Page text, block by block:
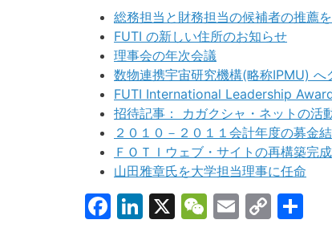
総務担当と財務担当の候補者の推薦
FUTI の新しい住所のお知らせ
理事会の年次会議
数物連携宇宙研究機構(略称IPMU) へ
FUTI International Leadership
招待記事： カガクシャ・ネットの活
２０１０－２０１１会計年度の募金
ＦＯＴＩウェブ・サイトの再構築完成
山田雅章氏を大学担当理事に任命
Facebook
LinkedIn
X WeChat
Email
Copy